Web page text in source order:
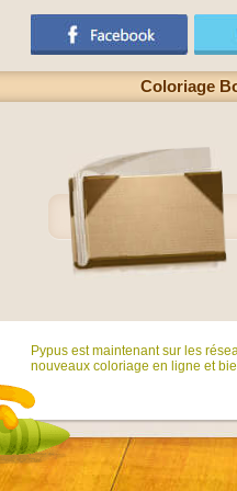
Coloriage
Pypus est maintenant sur ​​les
nouveaux coloriage en ligne et